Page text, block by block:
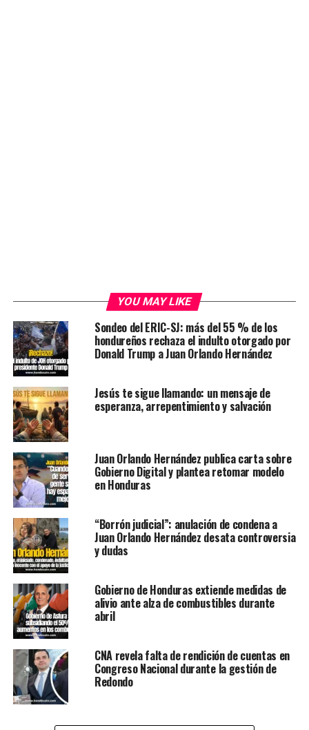
YOU MAY LIKE
Sondeo del ERIC-SJ: más del 55 % de los
hondureños rechaza el indulto otorgado por
Donald Trump a Juan Orlando Hernández
Jesús te sigue llamando: un mensaje de
esperanza, arrepentimiento y salvación
Juan Orlando Hernández publica carta sobre
Gobierno Digital y plantea retomar modelo
en Honduras
“Borrón judicial”: anulación de condena a
Juan Orlando Hernández desata controversia
y dudas
Gobierno de Honduras extiende medidas de
alivio ante alza de combustibles durante
abril
CNA revela falta de rendición de cuentas en
Congreso Nacional durante la gestión de
Redondo